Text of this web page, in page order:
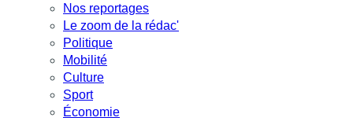
Nos reportages
Le zoom de la rédac'
Politique
Mobilité
Culture
Sport
Économie